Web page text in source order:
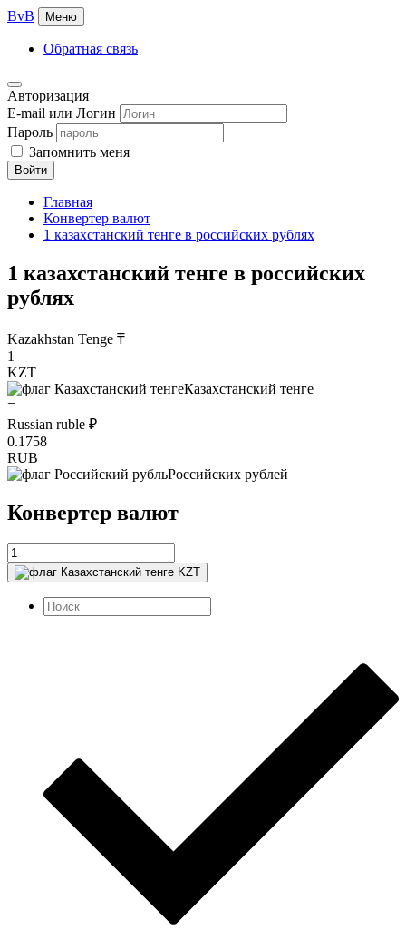
BvB Меню
Обратная связь
Авторизация
E-mail или Логин
Пароль
Запомнить меня
Войти
Главная
Конвертер валют
1 казахстанский тенге в российских рублях
1 казахстанский тенге в российских
рублях
Kazakhstan Tenge ₸
1
KZT
Казахстанский тенге
=
Russian ruble ₽
0.1758
RUB
Российских рублей
Конвертер валют
KZT